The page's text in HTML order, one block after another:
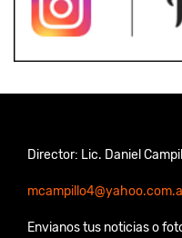
Director: Lic. Daniel
Envianos tus noticias o